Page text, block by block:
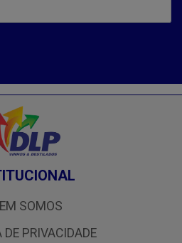
SOMOS
PRIVACIDADE